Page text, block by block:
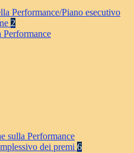
Performance/Piano esecutivo
2
Performance
sulla Performance
dei premi 6